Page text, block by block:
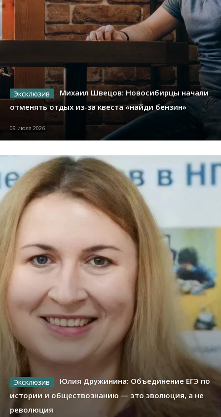
Михаил Швецов: Новосибирцы начали
отменять отдых из-за квеста «найди бензин»
09 июля 2026
Юлия Дружинина: Объединение ЕГЭ по
истории и обществознанию — это эволюция, а не
революция